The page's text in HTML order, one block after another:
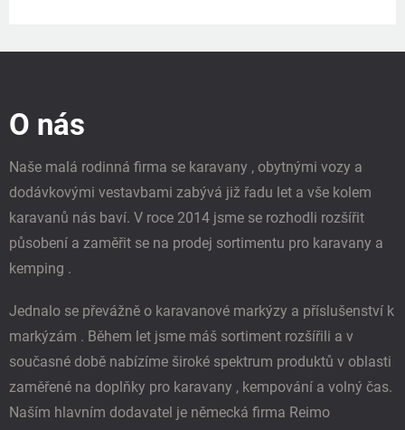
O nás
Naše malá rodinná firma se karavany , obytnými vozy a
dodávkovými vestavbami zabývá již řadu let a vše kolem
karavanů nás baví. V roce 2014 jsme se rozhodli rozšířit
působení a zaměřit se na prodej sortimentu pro karavany a
kemping .
Jednalo se převážně o karavanové markýzy a příslušenství k
markýzám . Během let jsme máš sortiment rozšířili a v
současné době nabízíme široké spektrum produktů v oblasti
zaměřené na doplňky pro karavany , kempování a volný čas.
Naším hlavním dodavatel je německá firma Reimo